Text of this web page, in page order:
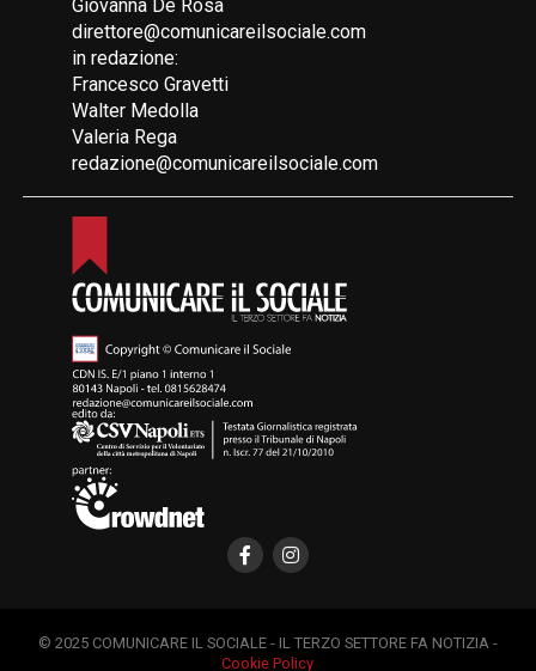
Giovanna De Rosa
direttore@comunicareilsociale.com
in redazione:
Francesco Gravetti
Walter Medolla
Valeria Rega
redazione@comunicareilsociale.com
© 2025 COMUNICARE IL SOCIALE - IL TERZO SETTORE FA NOTIZIA -
Cookie Policy